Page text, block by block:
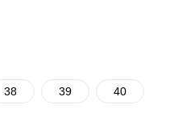
38 39 40